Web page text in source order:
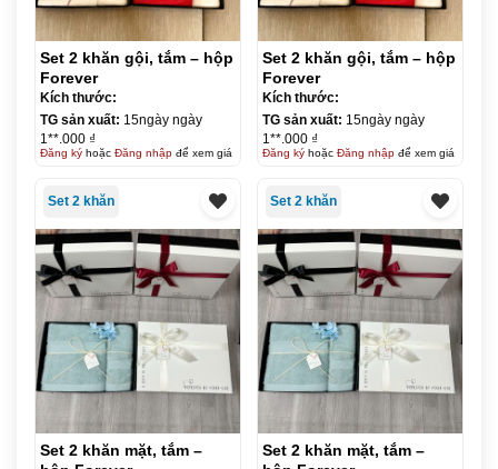
Set 2 khăn gội, tắm – hộp
Forever
Kích thước:
TG sản xuất: 15ngày ngày
1**.000 ₫
Đăng kýhoặc Đăng nhậpđể xem giá
Set 2 khăn gội, tắm – hộp
Forever
Kích thước:
TG sản xuất: 15ngày ngày
1**.000 ₫
Đăng kýhoặc Đăng nhậpđể xem giá
Set 2 khăn
Set 2 khăn mặt, tắm –
Set 2 khăn
Set 2 khăn mặt, tắm –